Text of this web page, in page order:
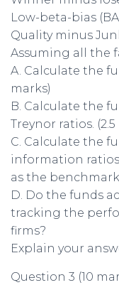
Low-beta-bias
Quality minus
Assuming all the
A. Calculate the
marks)
B. Calculate the
Treynor ratios. (2.5
C. Calculate the
information
as the
D. Do the funds
tracking the
firms?
Explain your
Question 3 (10